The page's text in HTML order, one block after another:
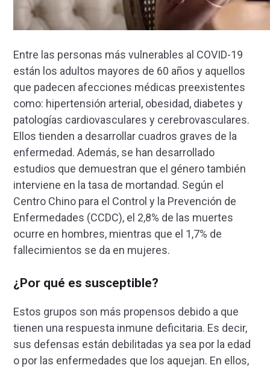
Entre las personas más vulnerables al COVID-19
están los adultos mayores de 60 años y aquellos
que padecen afecciones médicas preexistentes
como: hipertensión arterial, obesidad, diabetes y
patologías cardiovasculares y cerebrovasculares.
Ellos tienden a desarrollar cuadros graves de la
enfermedad. Además, se han desarrollado
estudios que demuestran que el género también
interviene en la tasa de mortandad. Según el
Centro Chino para el Control y la Prevención de
Enfermedades (CCDC), el 2,8% de las muertes
ocurre en hombres, mientras que el 1,7% de
fallecimientos se da en mujeres.
¿Por qué es susceptible?
Estos grupos son más propensos debido a que
tienen una respuesta inmune deficitaria. Es decir,
sus defensas están debilitadas ya sea por la edad
o por las enfermedades que los aquejan. En ellos,